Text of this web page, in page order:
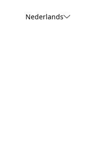
Nederlands